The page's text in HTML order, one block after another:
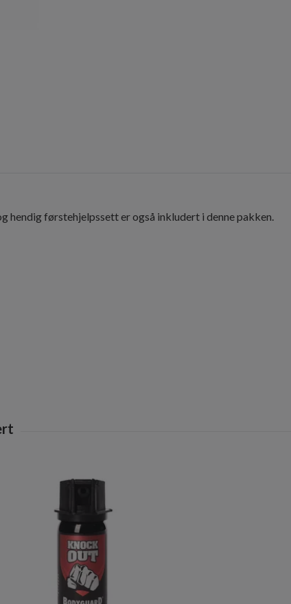
hendig førstehjelpssett er også inkludert i denne pakken.